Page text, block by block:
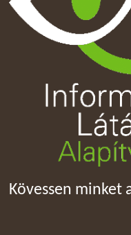
Kövessen minket